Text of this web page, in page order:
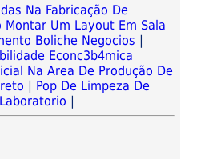
Na Fabricação De
Montar Um Layout Em Sala
Boliche Negocios
Econc3b4mica
Na Area De Produção De
Pop De Limpeza De